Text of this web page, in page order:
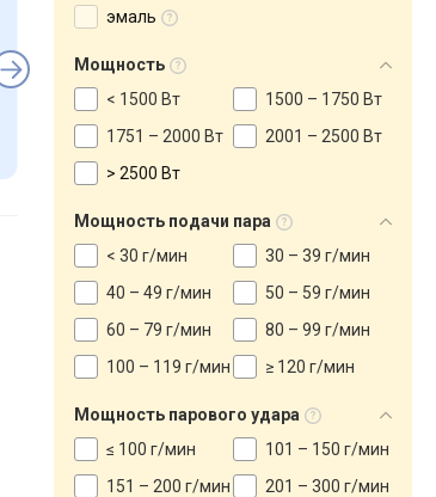
эмаль
Мощность
< 1500 Вт
1500 – 1750 Вт
1751 – 2000 Вт
2001 – 2500 Вт
> 2500 Вт
Мощность подачи пара
< 30 г/мин
30 – 39 г/мин
40 – 49 г/мин
50 – 59 г/мин
60 – 79 г/мин
80 – 99 г/мин
100 – 119 г/мин
≥ 120 г/мин
Мощность парового удара
≤ 100 г/мин
101 – 150 г/мин
151 – 200 г/мин
201 – 300 г/мин